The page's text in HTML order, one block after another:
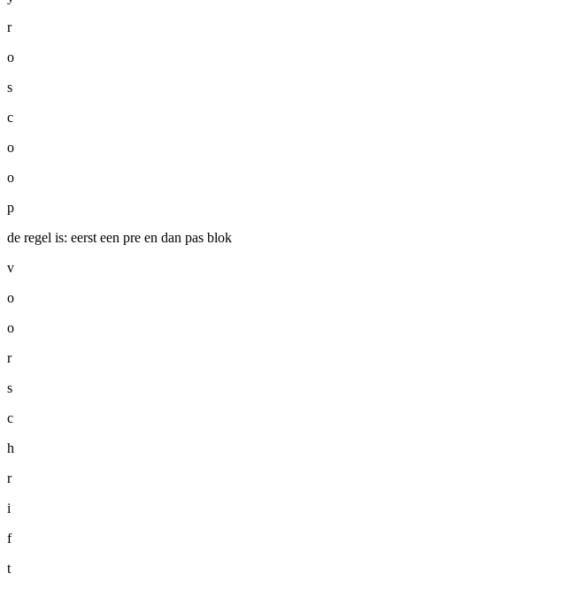
r
o
s
c
o
o
p
de regel is: eerst een pre en dan pas blok
v
o
o
r
s
c
h
r
i
f
t